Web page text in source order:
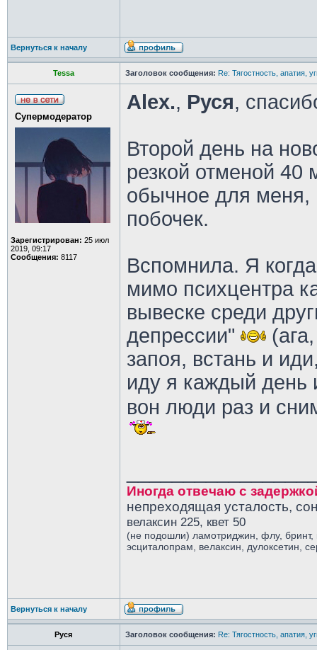
Вернуться к началу
Tessa Заголовок сообщения: Re: Тягостность, апатия,
Супермодератор
Зарегистрирован: 25 июл
2019, 09:17
Сообщения: 8117
Alex., Руся,
Второй день на
резкой отменой 40
обычное для меня,
побочек.
Вспомнила. Я
мимо психцентра
вывеске среди
депрессии"
(ага,
запоя, встань и
иду я каждый день
вон люди раз и
Иногда отвечаю с
непреходящая усталость,
велаксин 225, квет 50
(не подошли) ламотриджин, флу,
эсциталопрам, велаксин, дулоксетин,
Вернуться к началу
Руся Заголовок сообщения: Re: Тягостность, апатия,